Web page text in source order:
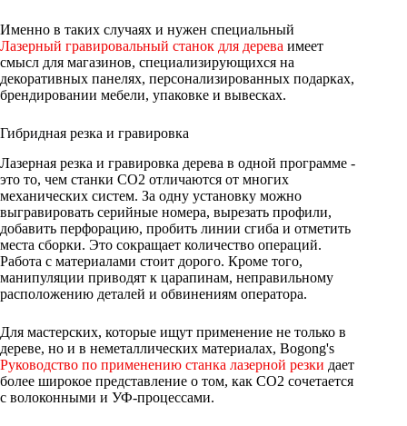
Именно в таких случаях и нужен специальный
Лазерный гравировальный станок для дерева имеет
смысл для магазинов, специализирующихся на
декоративных панелях, персонализированных подарках,
брендировании мебели, упаковке и вывесках.
Гибридная резка и гравировка
Лазерная резка и гравировка дерева в одной программе -
это то, чем станки CO2 отличаются от многих
механических систем. За одну установку можно
выгравировать серийные номера, вырезать профили,
добавить перфорацию, пробить линии сгиба и отметить
места сборки. Это сокращает количество операций.
Работа с материалами стоит дорого. Кроме того,
манипуляции приводят к царапинам, неправильному
расположению деталей и обвинениям оператора.
Для мастерских, которые ищут применение не только в
дереве, но и в неметаллических материалах, Bogong's
Руководство по применению станка лазерной резки дает
более широкое представление о том, как CO2 сочетается
с волоконными и УФ-процессами.